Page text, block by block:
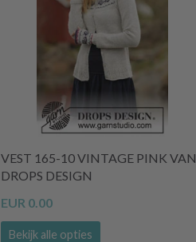
VEST 165-10 VINTAGE PINK VAN
DROPS DESIGN
EUR 0.00
Bekijk alle opties